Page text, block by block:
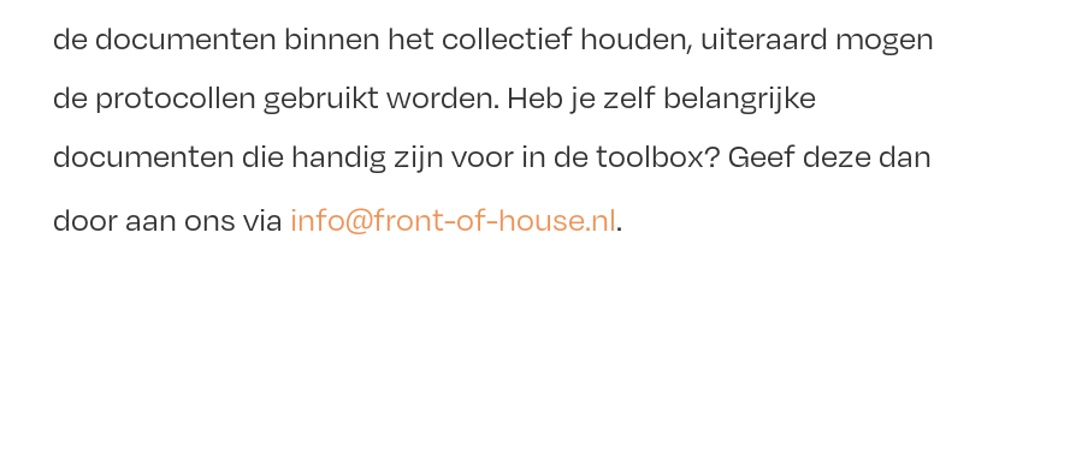
de documenten binnen het collectief houden, uiteraard mogen
de protocollen gebruikt worden. Heb je zelf belangrijke
documenten die handig zijn voor in de toolbox? Geef deze dan
door aan ons via info@front-of-house.nl.